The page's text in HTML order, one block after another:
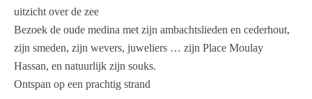
uitzicht over de zee
Bezoek de oude medina met zijn ambachtslieden en cederhout,
zijn smeden, zijn wevers, juweliers … zijn Place Moulay
Hassan, en natuurlijk zijn souks.
Ontspan op een prachtig strand